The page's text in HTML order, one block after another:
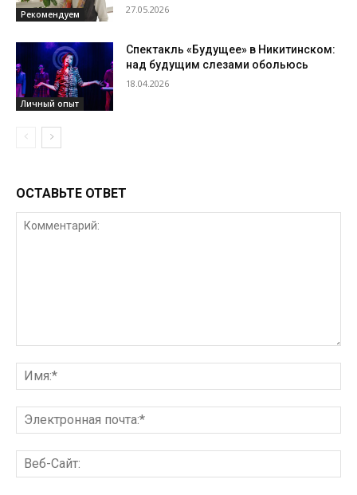
Рекомендуем 27.05.2026
Личный опыт
Спектакль «Будущее» в Никитинском:
над будущим слезами обольюсь
18.04.2026
ОСТАВЬТЕ ОТВЕТ